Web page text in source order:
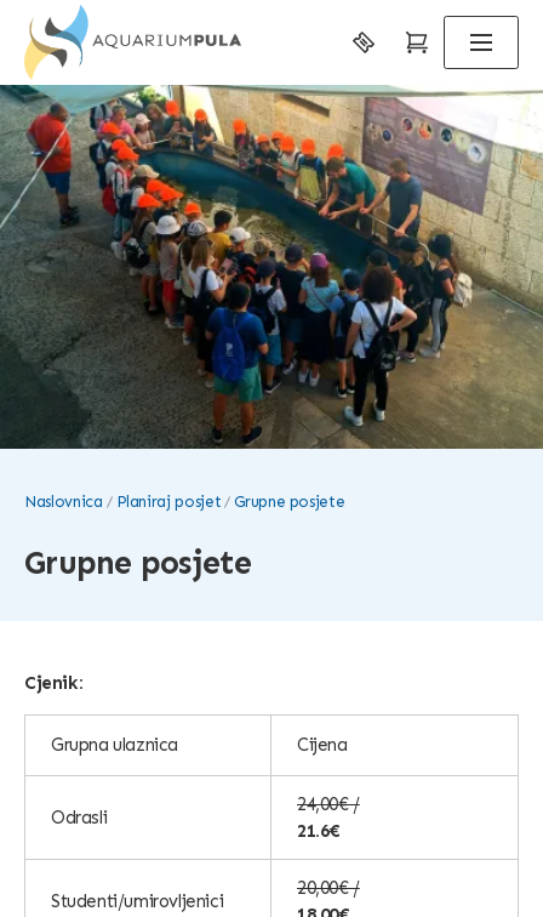
Grupne posjete
Naslovnica Planiraj posjet Grupne posjete
Cjenik:
Grupna ulaznica Cijena
Odrasli
24,00€ /
21.6€
Studenti/umirovljenici
20,00€ /